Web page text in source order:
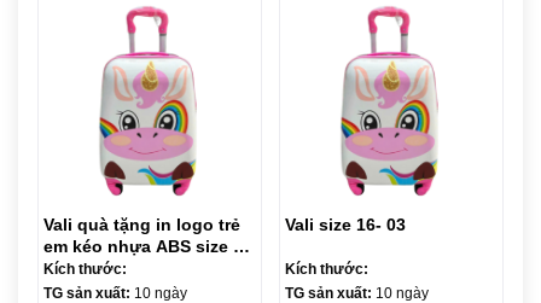
Vali quà tặng in logo trẻ
em kéo nhựa ABS size 16
KQ-VL13
Kích thước:
TG sản xuất: 10 ngày
Vali size 16- 03
Kích thước:
TG sản xuất: 10 ngày